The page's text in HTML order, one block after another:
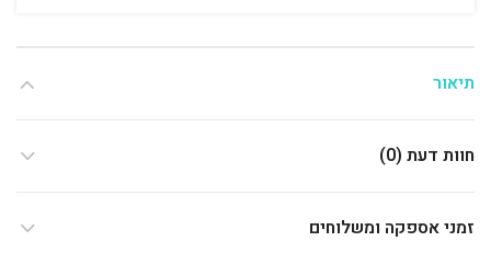
תיאור
חוות דעת (0)
זמני אספקה ומשלוחים